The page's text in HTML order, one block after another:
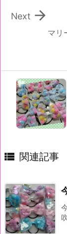
マリ

Next
 関連記事